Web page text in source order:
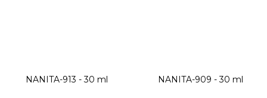
NANITA-913 - 30 ml NANITA-909 - 30 ml